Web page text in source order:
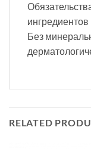
Без
RELATED